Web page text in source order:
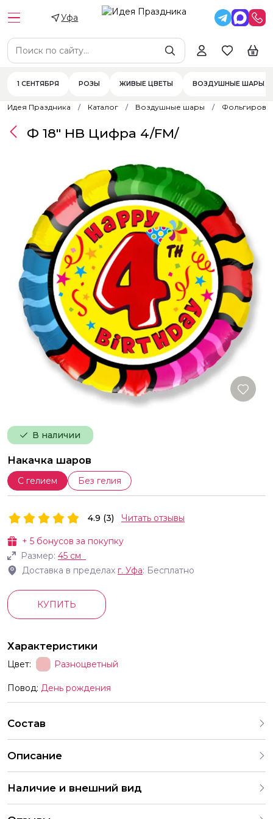
Уфа
1 СЕНТЯБРЯ РОЗЫ ЖИВЫЕ ЦВЕТЫ ВОЗДУШНЫЕ ШАРЫ
Идея Праздника Каталог Воздушные шары
В наличии
Накачка шаров
С гелием Без гелия
Ф 18" HB Цифра 4/FM/
+ 5 бонусов за покупку
Размер: 45 см
Доставка в пределах г. Уфа: Бесплатно
4.9 (3) Читать отзывы
КУПИТЬ
Характеристики
Цвет: Разноцветный
Повод: День рождения
Состав
Описание
диаметр 45см Идеально для мероприятий тем или иным
образом связанное с конкретным числом выпускной
Новый год день рождения юбилей корпоративные и
Наличие и внешний вид